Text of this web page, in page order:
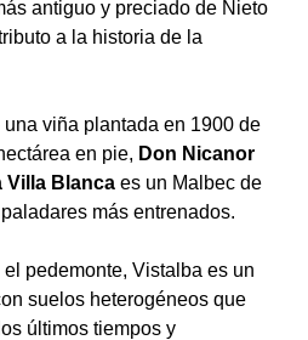
antiguo y preciado de Nieto
a la historia de la
viña plantada en 1900 de
en pie, Don Nicanor
Villa Blanca es un Malbec de
más entrenados.
pedemonte, Vistalba es un
suelos heterogéneos que
últimos tiempos y